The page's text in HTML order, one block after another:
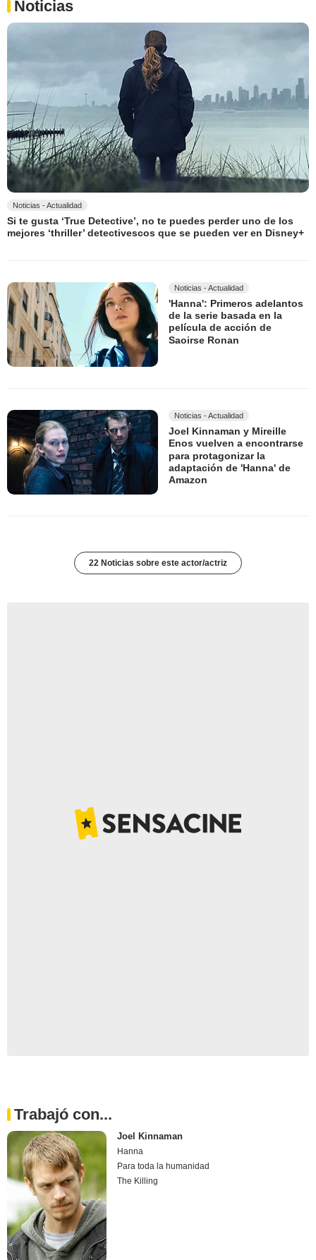
Noticias
Noticias - Actualidad
Si te gusta ‘True Detective’, no te puedes perder uno de los
mejores ‘thriller’ detectivescos que se pueden ver en Disney+
Noticias - Actualidad
'Hanna': Primeros adelantos
de la serie basada en la
película de acción de
Saoirse Ronan
Noticias - Actualidad
Joel Kinnaman y Mireille
Enos vuelven a encontrarse
para protagonizar la
adaptación de 'Hanna' de
Amazon
22 Noticias sobre este actor/actriz
Trabajó con...
Joel Kinnaman
Hanna
Para toda la humanidad
The Killing